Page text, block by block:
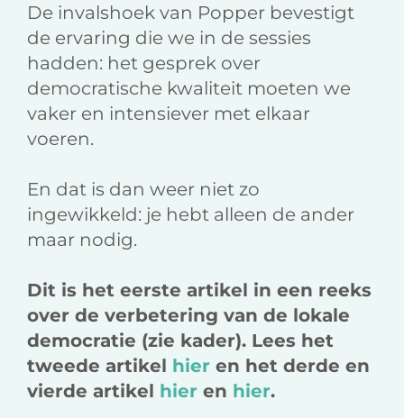
De invalshoek van Popper bevestigt
de ervaring die we in de sessies
hadden: het gesprek over
democratische kwaliteit moeten we
vaker en intensiever met elkaar
voeren.
En dat is dan weer niet zo
ingewikkeld: je hebt alleen de ander
maar nodig.
Dit is het eerste artikel in een reeks
over de verbetering van de lokale
democratie (zie kader). Lees het
tweede artikel hier en het derde en
vierde artikel hier en hier.